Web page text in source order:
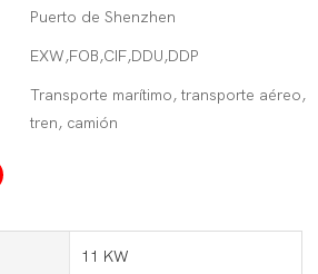
Puerto de Shenzhen
EXW,FOB,CIF,DDU,DDP
Transporte marítimo, transporte aéreo,
tren, camión
11 KW